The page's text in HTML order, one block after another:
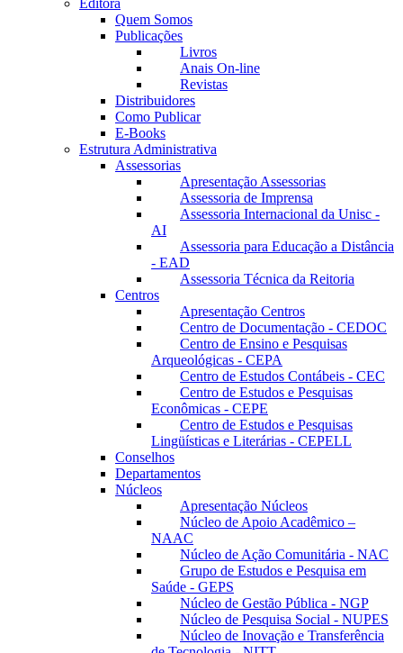
Editora
Quem Somos
Publicações
Livros
Anais On-line
Revistas
Distribuidores
Como Publicar
E-Books
Estrutura Administrativa
Assessorias
Apresentação Assessorias
Assessoria de Imprensa
Assessoria Internacional da Unisc -
AI
Assessoria para Educação a Distância
- EAD
Assessoria Técnica da Reitoria
Centros
Apresentação Centros
Centro de Documentação - CEDOC
Centro de Ensino e Pesquisas
Arqueológicas - CEPA
Centro de Estudos Contábeis - CEC
Centro de Estudos e Pesquisas
Econômicas - CEPE
Centro de Estudos e Pesquisas
Lingüísticas e Literárias - CEPELL
Conselhos
Departamentos
Núcleos
Apresentação Núcleos
Núcleo de Apoio Acadêmico –
NAAC
Núcleo de Ação Comunitária - NAC
Grupo de Estudos e Pesquisa em
Saúde - GEPS
Núcleo de Gestão Pública - NGP
Núcleo de Pesquisa Social - NUPES
Núcleo de Inovação e Transferência